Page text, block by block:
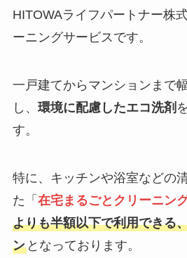
HITOWAライフパートナー株
ーニングサービスです。
一戸建てからマンションまで
し、 環境に配慮したエコ洗剤
す。
特に、キッチンや浴室などの
た「 在宅まるごとクリーニン
よりも半額以下で利用できる
ンとなっております。